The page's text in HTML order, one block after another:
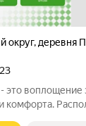
округ, деревня
воплощение
комфорта.